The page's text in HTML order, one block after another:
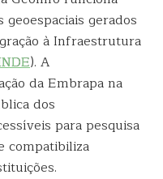
gerados
à Infraestrutura
). A
da Embrapa na
dos
para pesquisa
compatibiliza